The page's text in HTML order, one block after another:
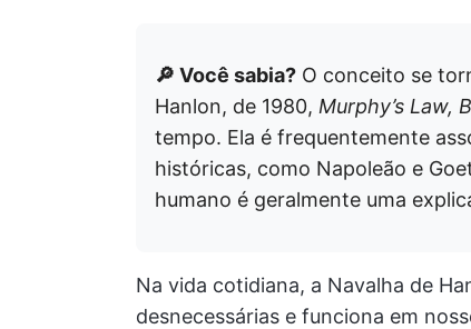
🔎 Você sabia? O conceito se
Hanlon, de 1980, Murphy’s Law,
tempo. Ela é frequentemente
históricas, como Napoleão e
humano é geralmente uma
Na vida cotidiana, a Navalha de
desnecessárias e funciona em